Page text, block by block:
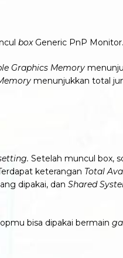
boxGeneric PnP Monitor.
Graphics Memory
menunjukkan total
Setelah muncul box,
keterangan Total
dipakai, dan Shared
bisa dipakai bermain